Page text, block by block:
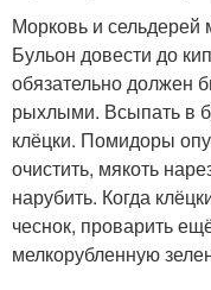
Морковь и сельдерей
Бульон довести до
обязательно должен
рыхлыми. Всыпать в
клёцки. Помидоры
очистить, мякоть
нарубить. Когда
чеснок, проварить
мелкорубленную